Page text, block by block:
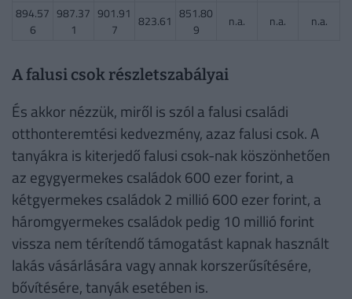
894.57
6
987.37
1
901.91
7
823.61 851.80
9
n.a. n.a. n.a.
A falusi csok részletszabályai
És akkor nézzük, miről is szól a falusi családi
otthonteremtési kedvezmény, azaz falusi csok. A
tanyákra is kiterjedő falusi csok-nak köszönhetően
az egygyermekes családok 600 ezer forint, a
kétgyermekes családok 2 millió 600 ezer forint, a
háromgyermekes családok pedig 10 millió forint
vissza nem térítendő támogatást kapnak használt
lakás vásárlására vagy annak korszerűsítésére,
bővítésére, tanyák esetében is.